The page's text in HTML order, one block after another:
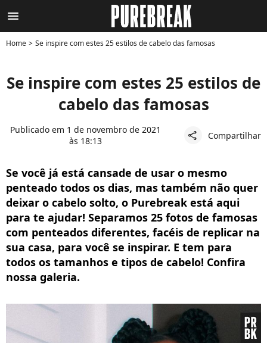
menu
Home Se inspire com estes 25 estilos de cabelo das famosas
Se inspire com estes 25 estilos de
cabelo das famosas
Publicado em 1 de novembro de 2021
às 18:13
share Compartilhar
Se você já está cansade de usar o mesmo
penteado todos os dias, mas também não quer
deixar o cabelo solto, o Purebreak está aqui
para te ajudar! Separamos 25 fotos de famosas
com penteados diferentes, facéis de replicar na
sua casa, para você se inspirar. E tem para
todos os tamanhos e tipos de cabelo! Confira
nossa galeria.